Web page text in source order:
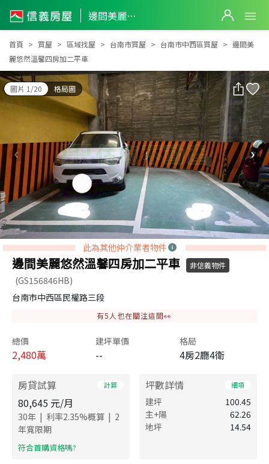
邊間美麗悠然溫馨四房加二平車
邊間美麗悠然溫馨四房加二平車
首頁 買屋 區域找屋 台南市買屋 台南市中西區買屋
邊間美
麗悠然溫馨四房加二平車
圖片 1/20 格局圖
此為其他仲介業者物件
邊間美麗悠然溫馨四房加二平車 非信義物件
(GS156846HB)
台南市中西區民權路三段
有5 人也在關注這間👀
總價
2,480萬
建坪單價
--
格局
4房2廳4衛
房貸試算 計算
80,645 元/月
30年 | 利率2.35%概算 | 2
年寬限期
​符合首購資格嗎?
坪數詳情 細項
建坪
100.45
主+陽
62.26
地坪
14.54